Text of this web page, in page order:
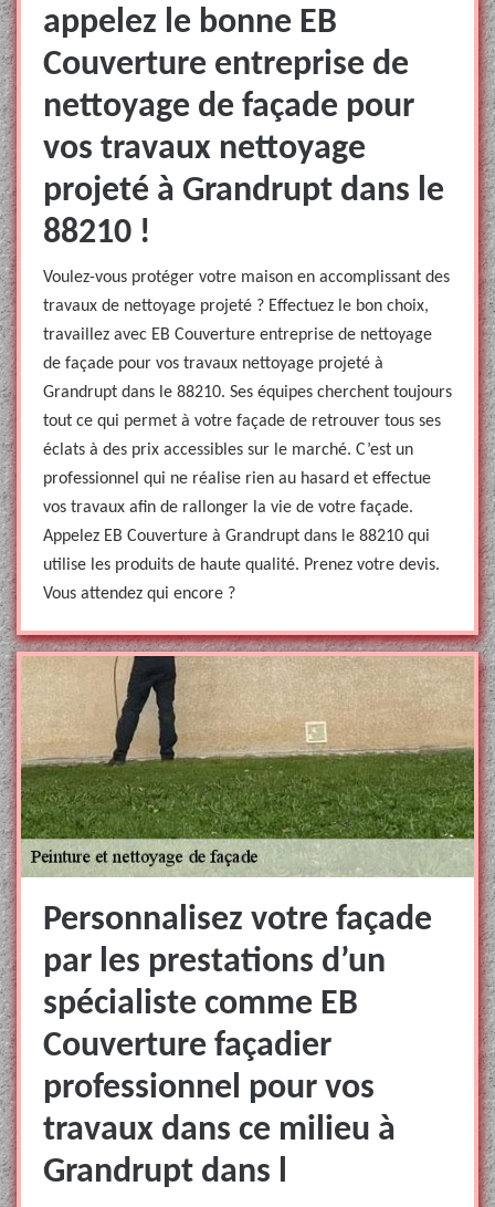
appelez le bonne EB
Couverture entreprise de
nettoyage de façade pour
vos travaux nettoyage
projeté à Grandrupt dans le
88210 !
Voulez-vous protéger votre maison en accomplissant des
travaux de nettoyage projeté ? Effectuez le bon choix,
travaillez avec EB Couverture entreprise de nettoyage
de façade pour vos travaux nettoyage projeté à
Grandrupt dans le 88210. Ses équipes cherchent toujours
tout ce qui permet à votre façade de retrouver tous ses
éclats à des prix accessibles sur le marché. C’est un
professionnel qui ne réalise rien au hasard et effectue
vos travaux afin de rallonger la vie de votre façade.
Appelez EB Couverture à Grandrupt dans le 88210 qui
utilise les produits de haute qualité. Prenez votre devis.
Vous attendez qui encore ?
Personnalisez votre façade
par les prestations d’un
spécialiste comme EB
Couverture façadier
professionnel pour vos
travaux dans ce milieu à
Grandrupt dans l